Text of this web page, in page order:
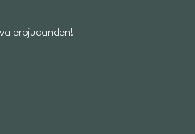
erbjudanden!